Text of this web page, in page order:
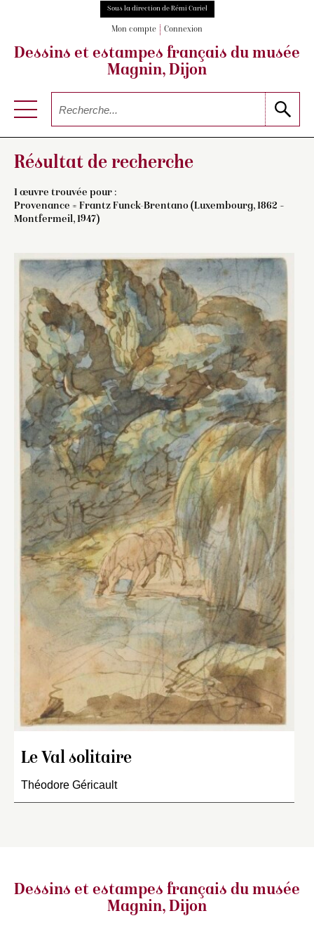
Sous la direction de Rémi Cariel
Mon compte Connexion
Dessins et estampes français du musée
Magnin, Dijon
Résultat de recherche
1 œuvre trouvée pour :
Provenance = Frantz Funck-Brentano (Luxembourg, 1862 –
Montfermeil, 1947)
Le Val solitaire
Théodore Géricault
Dessins et estampes français du musée
Magnin, Dijon